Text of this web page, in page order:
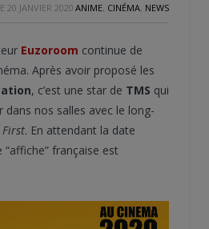
20 JANVIER 2020 ANIME, CINÉMA, NEWS
Euzoroom continue de
Après avoir proposé les
, c’est une star de TMS qui
dans nos salles avec le long-
First. En attendant la date
française est